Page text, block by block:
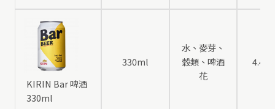
KIRIN Bar 啤酒
330ml
330ml
水、麥芽、
穀類、啤酒
花
4.4